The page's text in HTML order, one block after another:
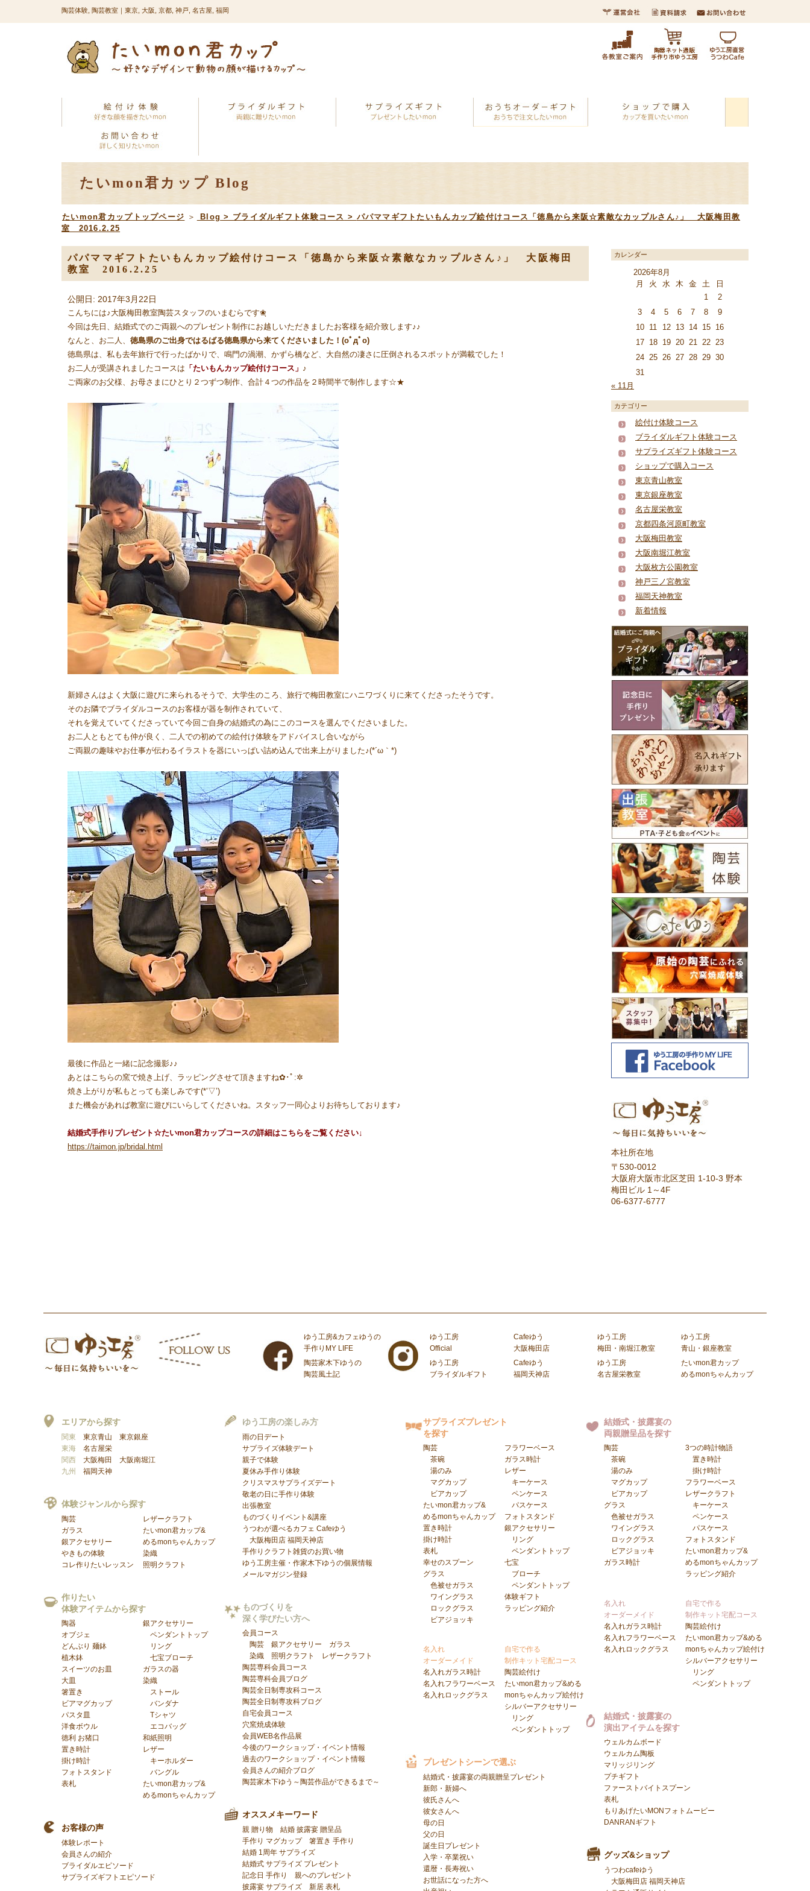
陶芸体験, 陶芸教室｜東京, 大阪, 京都, 神戸, 名古屋, 福岡
たいmon君カップ Blog
たいmon君カップトップページ ＞ Blog > ブライダルギフト体験コース > パパママギフトたいもんカップ絵付けコース「徳島から来阪☆素敵なカップルさん♪」 大阪梅田教
室 2016.2.25
パパママギフトたいもんカップ絵付けコース「徳島から来阪☆素敵なカップルさん♪」 大阪梅田
教室 2016.2.25
公開日: 2017年3月22日
こんちには♪大阪梅田教室陶芸スタッフのいまむらです❀ฺ
今回は先日、結婚式でのご両親へのプレゼント制作にお越しいただきましたお客様を紹介致します♪♪
なんと、お二人、 徳島県のご出身ではるばる徳島県から来てくださいました！(oﾟдﾟo)
徳島県は、私も去年旅行で行ったばかりで、鳴門の渦潮、かずら橋など、大自然の凄さに圧倒されるスポットが満載でした！
お二人が受講されましたコースは 「たいもんカップ絵付けコース」 ♪
ご両家のお父様、お母さまにひとり２つずつ制作、合計４つの作品を２時間半で制作します☆★
新婦さんはよく大阪に遊びに来られるそうで、大学生のころ、旅行で梅田教室にハニワづくりに来てくださったそうです。
そのお隣でブライダルコースのお客様が器を制作されていて、
それを覚えていてくださっていて今回ご自身の結婚式の為にこのコースを選んでくださいました。
お二人ともとても仲が良く、二人での初めての絵付け体験をアドバイスし合いながら
ご両親の趣味やお仕事が伝わるイラストを器にいっぱい詰め込んで出来上がりました♪(*´ω｀*)
最後に作品と一緒に記念撮影♪♪
あとはこちらの窯で焼き上げ、ラッピングさせて頂きますね✿･ﾟ:✲
焼き上がりが私もとっても楽しみです(*’▽’)
また機会があれば教室に遊びにいらしてくださいね。スタッフ一同心よりお待ちしております♪
結婚式手作りプレゼント☆たいmon君カップコースの詳細はこちらをご覧ください↓
https://taimon.jp/bridal.html
カレンダー
2026年8月
月
火 水 木 金 土
日
1
2
3
4 5 6 7 8
9
10
11 12 13 14 15
16
17
18 19 20 21 22 23
24 25 26 27 28 29 30
31
« 11月
カテゴリー
絵付け体験コース
ブライダルギフト体験コース
サプライズギフト体験コース
ショップで購入コース
東京青山教室
東京銀座教室
名古屋栄教室
京都四条河原町教室
大阪梅田教室
大阪南堀江教室
大阪枚方公園教室
神戸三ノ宮教室
福岡天神教室
新着情報
本社所在地
〒530-0012
大阪府大阪市北区芝田 1-10-3 野本
梅田ビル 1～4F
06-6377-6777
ゆう工房&カフェゆうの
手作りMY LIFE
ゆう工房
Official
Cafeゆう
大阪梅田店
ゆう工房
梅田・南堀江教室
ゆう工房
青山・銀座教室
陶芸家木下ゆうの
陶芸風土記
ゆう工房
ブライダルギフト
Cafeゆう
福岡天神店
ゆう工房
名古屋栄教室
たいmon君カップ
めるmonちゃんカップ
エリアから探す
関東 東京青山
東京銀座
東海 名古屋栄
関西 大阪梅田
大阪南堀江
九州 福岡天神
体験ジャンルから探す
陶芸
レザークラフト
ガラス
銀アクセサリー
たいmon君カップ&
めるmonちゃんカップ
やきもの体験
染織
コレ作りたいレッスン
照明クラフト
作りたい
体験アイテムから探す
陶器
オブジェ
どんぶり 麺鉢
植木鉢
スイーツのお皿
大皿
箸置き
ビアマグカップ
パスタ皿
洋食ボウル
徳利 お猪口
置き時計
掛け時計
フォトスタンド
表札
銀アクセサリー
ペンダントトップ
リング
七宝ブローチ
ガラスの器
染織
ストール
バンダナ
Tシャツ
エコバッグ
和紙照明
レザー
キーホルダー
バングル
たいmon君カップ&
めるmonちゃんカップ
お客様の声
体験レポート
会員さんの紹介
ブライダルエピソード
サプライズギフトエピソード
ゆう工房の楽しみ方
雨の日デート
サプライズ体験デート
親子で体験
夏休み手作り体験
クリスマスサプライズデート
敬老の日に手作り体験
出張教室
ものづくりイベント&講座
うつわが選べるカフェ Cafeゆう
大阪梅田店 福岡天神店
手作りクラフト雑貨のお買い物
ゆう工房主催・作家木下ゆうの個展情報
メールマガジン登録
ものづくりを
深く学びたい方へ
会員コース
陶芸
銀アクセサリー
ガラス
染織
照明クラフト
レザークラフト
陶芸専科会員コース
陶芸専科会員ブログ
陶芸全日制専攻科コース
陶芸全日制専攻科ブログ
自宅会員コース
穴窯焼成体験
会員WEB名作品展
今後のワークショップ・イベント情報
過去のワークショップ・イベント情報
会員さんの紹介ブログ
陶芸家木下ゆう～陶芸作品ができるまで～
オススメキーワード
親 贈り物
結婚 披露宴 贈呈品
手作り マグカップ
箸置き 手作り
結婚 1周年 サプライズ
結婚式 サプライズ プレゼント
記念日 手作り
親へのプレゼント
披露宴 サプライズ
新居 表札
サプライズプレゼント
を探す
陶芸
茶碗
湯のみ
マグカップ
ビアカップ
たいmon君カップ&
めるmonちゃんカップ
置き時計
掛け時計
表札
幸せのスプーン
グラス
色被せガラス
ワイングラス
ロックグラス
ビアジョッキ
フラワーベース
ガラス時計
レザー
キーケース
ペンケース
パスケース
フォトスタンド
銀アクセサリー
リング
ペンダントトップ
七宝
ブローチ
ペンダントトップ
体験ギフト
ラッピング紹介
名入れ
オーダーメイド
名入れガラス時計
名入れフラワーベース
名入れロックグラス
自宅で作る
制作キット宅配コース
陶芸絵付け
たいmon君カップ&める
monちゃんカップ絵付け
シルバーアクセサリー
リング
ペンダントトップ
プレゼントシーンで選ぶ
結婚式・披露宴の両親贈呈プレゼント
新郎・新婦へ
彼氏さんへ
彼女さんへ
母の日
父の日
誕生日プレゼント
入学・卒業祝い
還暦・長寿祝い
お世話になった方へ
結婚式・披露宴の
両親贈呈品を探す
陶芸
茶碗
湯のみ
マグカップ
ビアカップ
グラス
色被せガラス
ワイングラス
ロックグラス
ビアジョッキ
ガラス時計
3つの時計物語
置き時計
掛け時計
フラワーベース
レザークラフト
キーケース
ペンケース
パスケース
フォトスタンド
たいmon君カップ&
めるmonちゃんカップ
ラッピング紹介
名入れ
オーダーメイド
名入れガラス時計
名入れフラワーベース
名入れロックグラス
自宅で作る
制作キット宅配コース
陶芸絵付け
たいmon君カップ&める
monちゃんカップ絵付け
シルバーアクセサリー
リング
ペンダントトップ
結婚式・披露宴の
演出アイテムを探す
ウェルカムボード
ウェルカム陶板
マリッジリング
プチギフト
ファーストバイトスプーン
表札
もりあげたいMONフォトムービー
DANRANギフト
グッズ&ショップ
うつわcafeゆう
大阪梅田店 福岡天神店